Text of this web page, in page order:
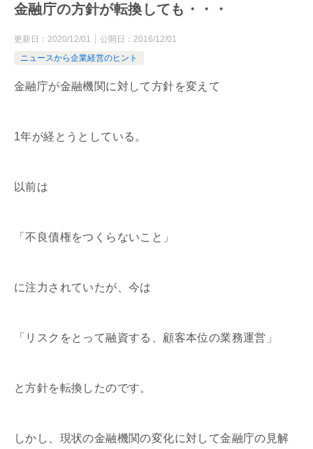
金融庁の方針が転換しても・・・
更新日： 2020/12/01 公開日： 2016/12/01
ニュースから企業経営のヒント
金融庁が金融機関に対して方針を変えて
1年が経とうとしている。
以前は
「不良債権をつくらないこと」
に注力されていたが、今は
「リスクをとって融資する、顧客本位の業務運営」
と方針を転換したのです。
しかし、現状の金融機関の変化に対して金融庁の見解